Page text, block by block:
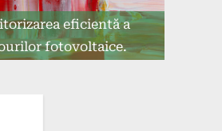
eficientă a
fotovoltaice.